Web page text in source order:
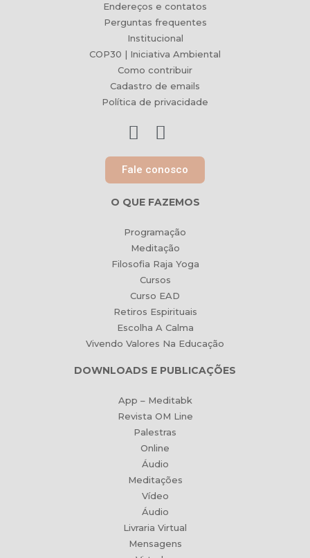
Endereços e contatos
Perguntas frequentes
Institucional
COP30 | Iniciativa Ambiental
Como contribuir
Cadastro de emails
Política de privacidade
Fale conosco
O QUE FAZEMOS
Programação
Meditação
Filosofia Raja Yoga
Cursos
Curso EAD
Retiros Espirituais
Escolha A Calma
Vivendo Valores Na Educação
DOWNLOADS E PUBLICAÇÕES
App – Meditabk
Revista OM Line
Palestras
Online
Áudio
Meditações
Vídeo
Áudio
Livraria Virtual
Mensagens